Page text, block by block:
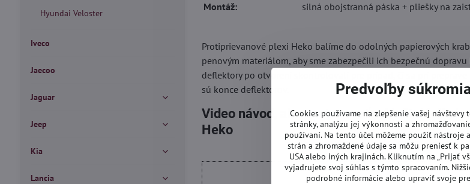
Montáž:
silná obojstranná páska + pliešky na
Protiprievanové plexi Heko balíme do odolných papierových
penovým materiálom, aby sme zabezpečili ich bezpečnú dopravu
deflektory po otvorení skontrolovali pre prípad, či sa pri
sú konce deflektorov.
Video návod, ako postupovať pri inštalácií
Heko
Hyundai Veloster
Iveco
Jaecoo
Jaguar
Jeep
Kia
Lancia
Predvoľby
Cookies používame na zlepšenie vašej návštevy
stránky, analýzu jej výkonnosti a
používaní. Na tento účel môžeme použiť nástroje
strán a zhromaždené údaje sa môžu preniesť k
USA alebo iných krajinách. Kliknutím na „Prijať
vyjadrujete svoj súhlas s týmto spracovaním.
podrobné informácie alebo upraviť svoje